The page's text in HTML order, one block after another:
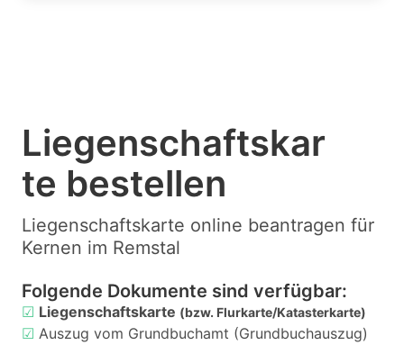
Liegenschaftskar
te bestellen
Liegenschaftskarte online beantragen für
Kernen im Remstal
Folgende Dokumente sind verfügbar:
☑ Liegenschaftskarte (bzw. Flurkarte/Katasterkarte)
☑ Auszug vom Grundbuchamt (Grundbuchauszug)